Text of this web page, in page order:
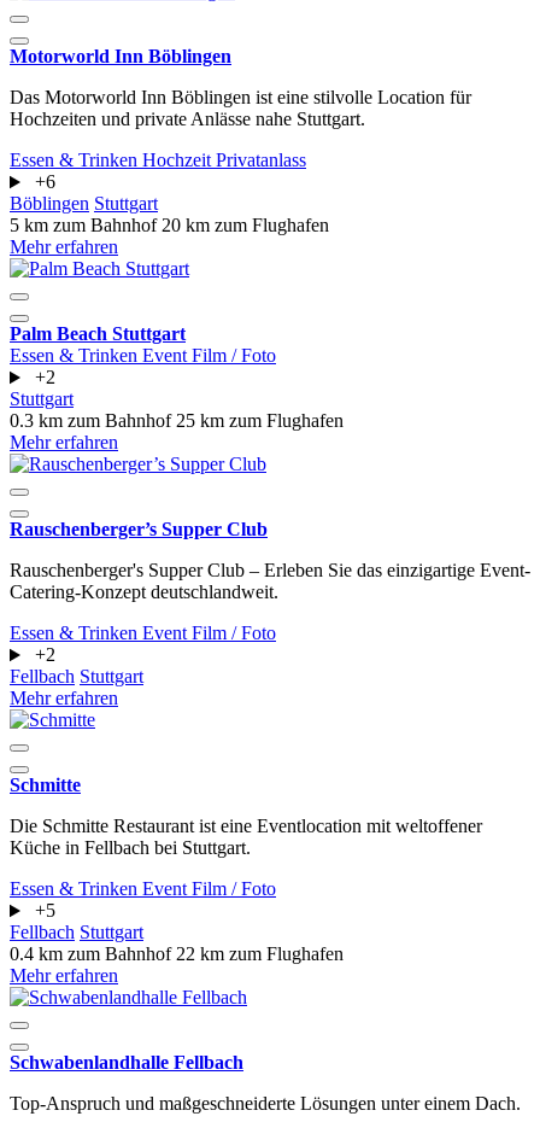
Motorworld Inn Böblingen
Das Motorworld Inn Böblingen ist eine stilvolle Location für
Hochzeiten und private Anlässe nahe Stuttgart.
Essen & Trinken Hochzeit Privatanlass
+6
Böblingen Stuttgart
5 km zum Bahnhof 20 km zum Flughafen
Mehr erfahren
Palm Beach Stuttgart
Essen & Trinken Event Film / Foto
+2
Stuttgart
0.3 km zum Bahnhof 25 km zum Flughafen
Mehr erfahren
Rauschenberger’s Supper Club
Rauschenberger's Supper Club – Erleben Sie das einzigartige Event-
Catering-Konzept deutschlandweit.
Essen & Trinken Event Film / Foto
+2
Fellbach Stuttgart
Mehr erfahren
Schmitte
Die Schmitte Restaurant ist eine Eventlocation mit weltoffener
Küche in Fellbach bei Stuttgart.
Essen & Trinken Event Film / Foto
+5
Fellbach Stuttgart
0.4 km zum Bahnhof 22 km zum Flughafen
Mehr erfahren
Schwabenlandhalle Fellbach
Top-Anspruch und maßgeschneiderte Lösungen unter einem Dach.